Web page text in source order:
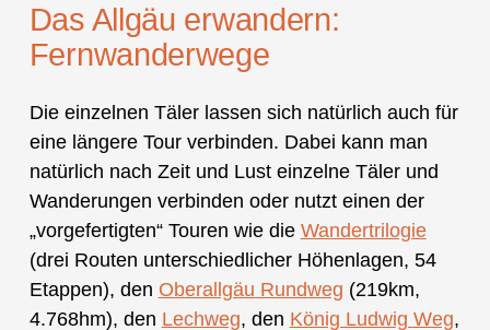
Das Allgäu erwandern:
Fernwanderwege
Die einzelnen Täler lassen sich natürlich auch für
eine längere Tour verbinden. Dabei kann man
natürlich nach Zeit und Lust einzelne Täler und
Wanderungen verbinden oder nutzt einen der
„vorgefertigten“ Touren wie die Wandertrilogie
(drei Routen unterschiedlicher Höhenlagen, 54
Etappen), den Oberallgäu Rundweg (219km,
4.768hm), den Lechweg, den König Ludwig Weg,